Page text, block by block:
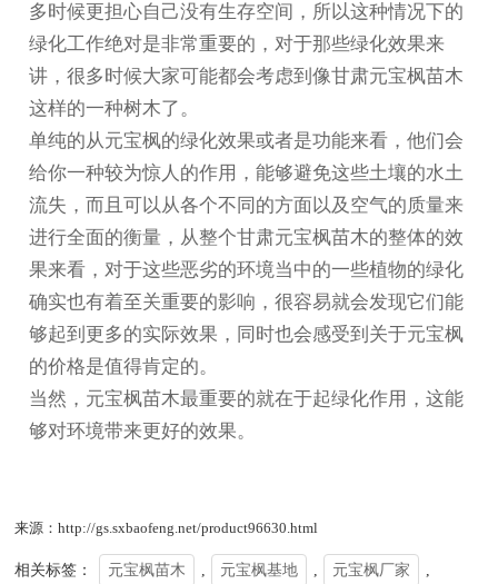
多时候更担心自己没有生存空间，所以这种情况下的
绿化工作绝对是非常重要的，对于那些绿化效果来
讲，很多时候大家可能都会考虑到像甘肃元宝枫苗木
这样的一种树木了。
单纯的从元宝枫的绿化效果或者是功能来看，他们会
给你一种较为惊人的作用，能够避免这些土壤的水土
流失，而且可以从各个不同的方面以及空气的质量来
进行全面的衡量，从整个甘肃元宝枫苗木的整体的效
果来看，对于这些恶劣的环境当中的一些植物的绿化
确实也有着至关重要的影响，很容易就会发现它们能
够起到更多的实际效果，同时也会感受到关于元宝枫
的价格是值得肯定的。
当然，元宝枫苗木最重要的就在于起绿化作用，这能
够对环境带来更好的效果。
来源：http://gs.sxbaofeng.net/product96630.html
相关标签： 元宝枫苗木 元宝枫基地 元宝枫厂家